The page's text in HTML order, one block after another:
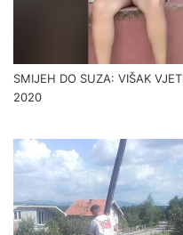
SMIJEH DO SUZA: VIŠAK
2020